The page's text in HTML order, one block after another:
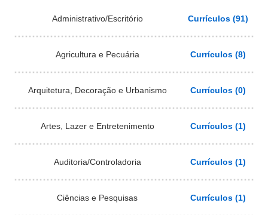
Administrativo/Escritório Currículos (91)
Agricultura e Pecuária Currículos (8)
Arquitetura, Decoração e Urbanismo Currículos (0)
Artes, Lazer e Entretenimento Currículos (1)
Auditoria/Controladoria Currículos (1)
Ciências e Pesquisas Currículos (1)